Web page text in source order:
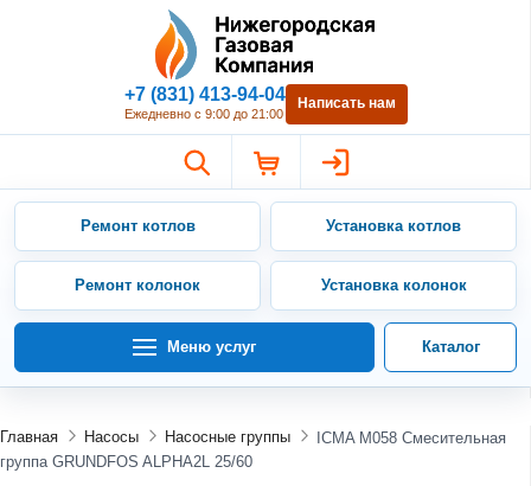
Нижегородская Газовая
+7 (831) 413-94-04
Ежедневно с 9:00 до 21:00
Написать нам
Ремонт котлов Установка котлов
Ремонт колонок Установка колонок
Меню услуг Каталог
Главная Насосы Насосные группы
ICMA M058 Смесительная
группа GRUNDFOS ALPHA2L 25/60